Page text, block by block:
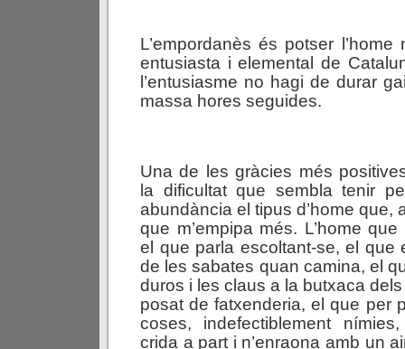
L’empordanès és potser l’home
entusiasta i elemental de
l’entusiasme no hagi de durar
massa hores seguides.
Una de les gràcies més
la dificultat que sembla tenir
abundància el tipus d’home que,
que m’empipa més. L’home
el que parla escoltant-se, el que
de les sabates quan camina, el
duros i les claus a la butxaca
posat de fatxenderia, el que per
coses, indefectiblement
crida a part i n’enraona amb un